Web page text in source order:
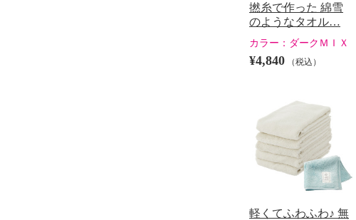
撚糸で作った 綿雪
のようなタオル…
カラー： ダークＭＩＸ
¥4,840 （税込）
軽くてふわふわ♪ 無